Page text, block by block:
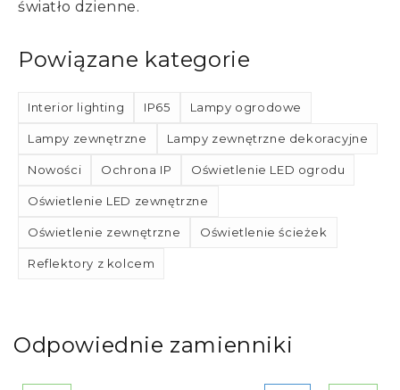
światło dzienne.
Powiązane kategorie
Interior lighting IP65 Lampy ogrodowe
Lampy zewnętrzne Lampy zewnętrzne dekoracyjne
Nowości Ochrona IP Oświetlenie LED ogrodu
Oświetlenie LED zewnętrzne
Oświetlenie zewnętrzne Oświetlenie ścieżek
Reflektory z kolcem
Odpowiednie zamienniki